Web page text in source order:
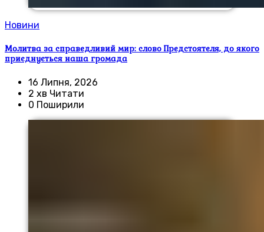
Новини
Молитва за справедливий мир: слово Предстоятеля, до якого
приєднується наша громада
16 Липня, 2026
2 хв Читати
0 Поширили